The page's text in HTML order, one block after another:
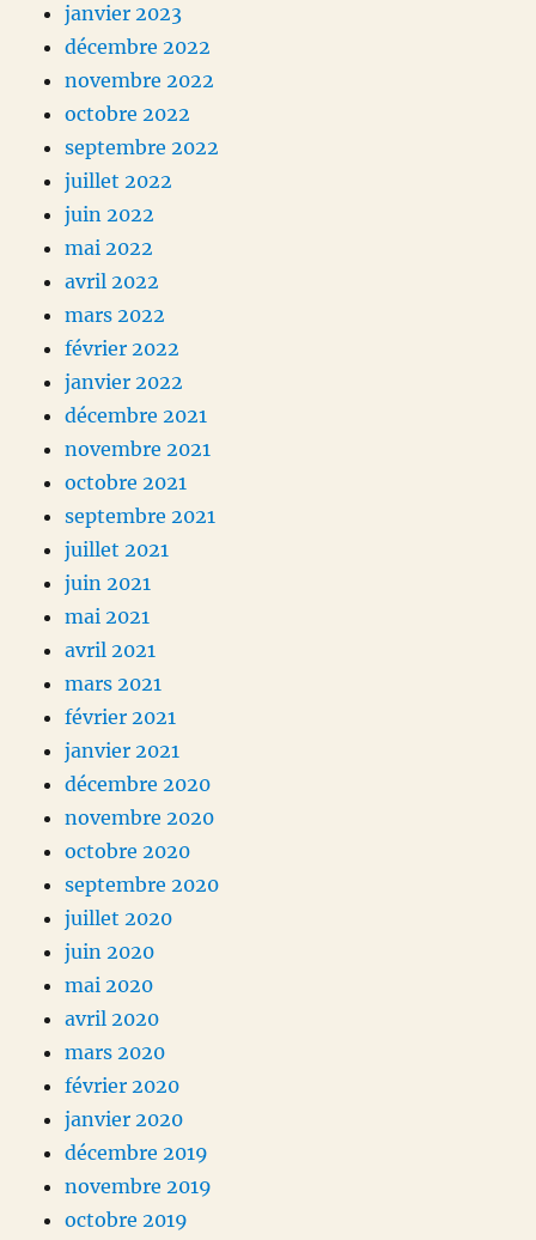
janvier 2023
décembre 2022
novembre 2022
octobre 2022
septembre 2022
juillet 2022
juin 2022
mai 2022
avril 2022
mars 2022
février 2022
janvier 2022
décembre 2021
novembre 2021
octobre 2021
septembre 2021
juillet 2021
juin 2021
mai 2021
avril 2021
mars 2021
février 2021
janvier 2021
décembre 2020
novembre 2020
octobre 2020
septembre 2020
juillet 2020
juin 2020
mai 2020
avril 2020
mars 2020
février 2020
janvier 2020
décembre 2019
novembre 2019
octobre 2019